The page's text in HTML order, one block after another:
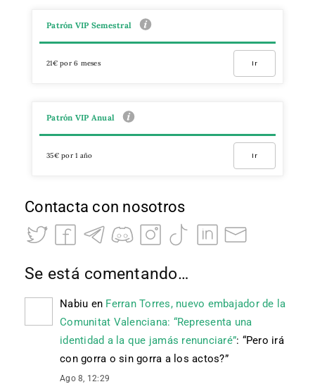
Patrón VIP Semestral
21€ por 6 meses Ir
Patrón VIP Anual
35€ por 1 año Ir
Contacta con nosotros
Se está comentando…
Nabiu en Ferran Torres, nuevo embajador de la
Comunitat Valenciana: “Representa una
identidad a la que jamás renunciaré”: “Pero irá
con gorra o sin gorra a los actos?”
Ago 8, 12:29